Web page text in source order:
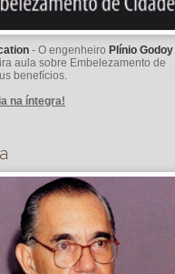
- O engenheiro Plínio Godoy
aula sobre Embelezamento de
benefícios.
na íntegra!